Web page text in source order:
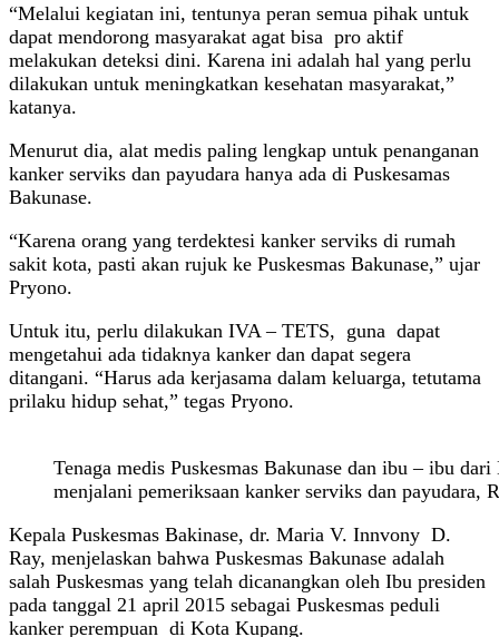
“Melalui kegiatan ini, tentunya peran semua pihak untuk
dapat mendorong masyarakat agat bisa pro aktif
melakukan deteksi dini. Karena ini adalah hal yang perlu
dilakukan untuk meningkatkan kesehatan masyarakat,”
katanya.
Menurut dia, alat medis paling lengkap untuk penanganan
kanker serviks dan payudara hanya ada di Puskesamas
Bakunase.
“Karena orang yang terdektesi kanker serviks di rumah
sakit kota, pasti akan rujuk ke Puskesmas Bakunase,” ujar
Pryono.
Untuk itu, perlu dilakukan IVA – TETS, guna dapat
mengetahui ada tidaknya kanker dan dapat segera
ditangani. “Harus ada kerjasama dalam keluarga, tetutama
prilaku hidup sehat,” tegas Pryono.
Tenaga medis Puskesmas Bakunase dan ibu – ibu
menjalani pemeriksaan kanker serviks dan payudara,
Kepala Puskesmas Bakinase, dr. Maria V. Innvony D.
Ray, menjelaskan bahwa Puskesmas Bakunase adalah
salah Puskesmas yang telah dicanangkan oleh Ibu presiden
pada tanggal 21 april 2015 sebagai Puskesmas peduli
kanker perempuan di Kota Kupang.